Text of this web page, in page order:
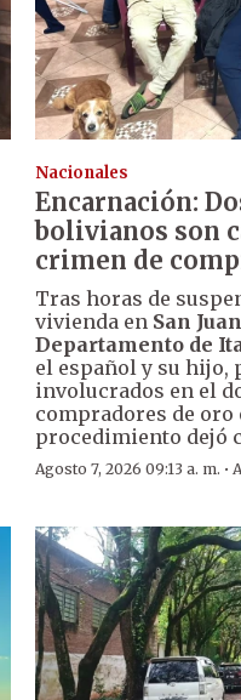
Nacionales
Encarnación:
bolivianos son
crimen de
Tras horas de
vivienda en San
Departamento de
el español y su hijo,
involucrados en el
compradores de oro
procedimiento dejó
Agosto 7, 2026 09:13 a. m. ·